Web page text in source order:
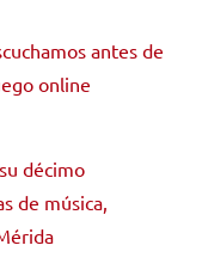
antes de
online
décimo
de música,